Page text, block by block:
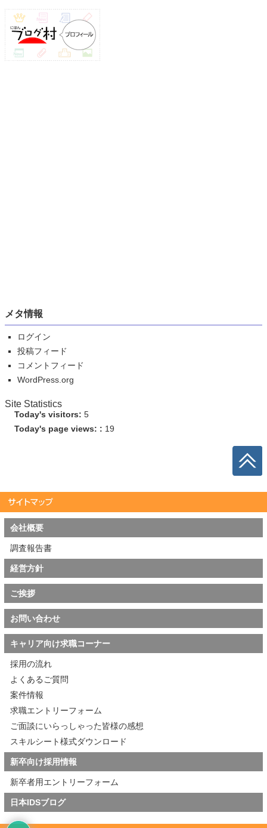
メタ情報
ログイン
投稿フィード
コメントフィード
WordPress.org
Site Statistics
Today's visitors: 5
Today's page views: : 19
会社概要
調査報告書
経営方針
ご挨拶
お問い合わせ
キャリア向け求職コーナー
採用の流れ
よくあるご質問
案件情報
求職エントリーフォーム
ご面談にいらっしゃった皆様の感想
スキルシート様式ダウンロード
新卒向け採用情報
新卒者用エントリーフォーム
日本IDSブログ